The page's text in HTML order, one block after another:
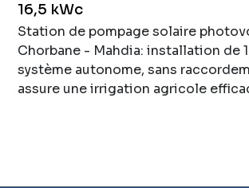
16,5 kWc
Station de pompage solaire
Chorbane - Mahdia: installation de
système autonome, sans
assure une irrigation agricole